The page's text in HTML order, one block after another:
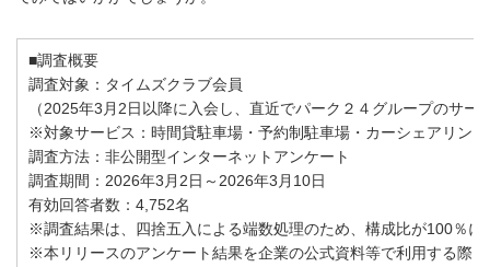
■調査概要
調査対象：タイムズクラブ会員
（2025年3月2日以降に入会し、直近でパーク２４グループのサ
※対象サービス：時間貸駐車場・予約制駐車場・カーシェアリン
調査方法：非公開型インターネットアンケート
調査期間：2026年3月2日～2026年3月10日
有効回答者数：4,752名
※調査結果は、四捨五入による端数処理のため、構成比が100％に
※本リリースのアンケート結果を企業の公式資料等で利用する際